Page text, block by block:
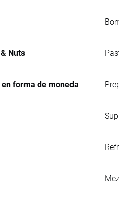
Nuts
forma de moneda